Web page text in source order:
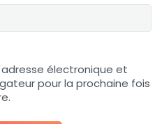
électronique et
pour la prochaine fois